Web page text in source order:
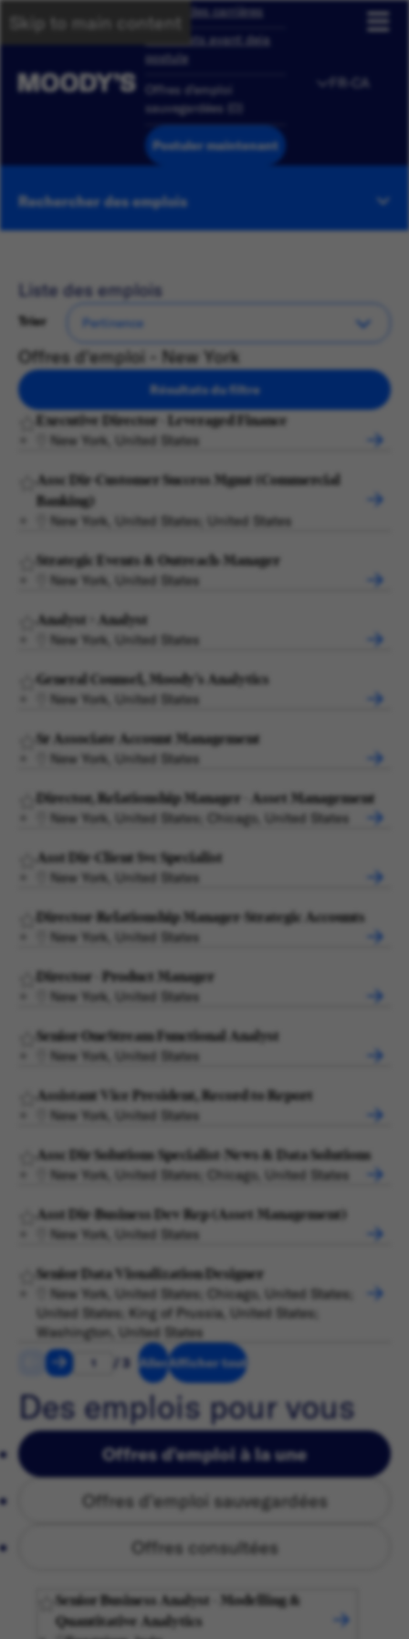
Skip to main contentAperçu des carrières
Candidats ayant deja
postule
Offres d'emploi
sauvegardées
Postuler maintenant
FR-CA
Rechercher des emplois
Liste des emplois
Trier
Offres d'emploi - New York
Résultats du filtre
Executive Director - Leveraged Finance
New York, United States
Assc Dir-Customer Success Mgmt (Commercial
Banking)
New York, United States; United States
Strategic Events & Outreach-Manager
New York, United States
Analyst > Analyst
New York, United States
General Counsel, Moody's Analytics
New York, United States
Sr Associate Account Management
New York, United States
Director, Relationship Manager - Asset Management
New York, United States; Chicago, United States
Asst Dir-Client Svc Specialist
New York, United States
Director-Relationship Manager-Strategic Accounts
New York, United States
Director - Product Manager
New York, United States
Senior OneStream Functional Analyst
New York, United States
Assistant Vice President, Record to Report
New York, United States
Assc Dir Solutions Specialist-News & Data Solutions
New York, United States; Chicago, United States
Asst Dir-Business Dev Rep (Asset Management)
New York, United States
Senior Data Visualization Designer
New York, United States; Chicago, United States;
United States; King of Prussia, United States;
Washington, United States
/ 3 AllerAfficher tout
Des emplois pour vous
Offres d'emploi à la une
Offres d'emploi sauvegardées
Offres consultées
Senior Business Analyst - Modelling &
Quantitative Analytics